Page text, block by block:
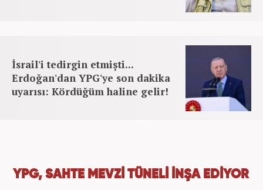
İsrail'i tedirgin etmişti...
Erdoğan'dan YPG'ye son dakika
uyarısı: Kördüğüm haline gelir!
YPG, SAHTE MEVZİ TÜNELİ İNŞA EDİYOR